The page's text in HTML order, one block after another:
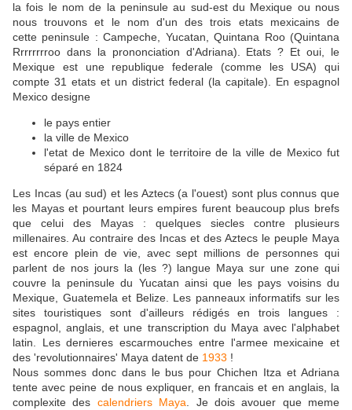
la fois le nom de la peninsule au sud-est du Mexique ou nous
nous trouvons et le nom d'un des trois etats mexicains de
cette peninsule : Campeche, Yucatan, Quintana Roo (Quintana
Rrrrrrrroo dans la prononciation d'Adriana). Etats ? Et oui, le
Mexique est une republique federale (comme les USA) qui
compte 31 etats et un district federal (la capitale). En espagnol
Mexico designe
le pays entier
la ville de Mexico
l'etat de Mexico dont le territoire de la ville de Mexico fut
séparé en 1824
Les Incas (au sud) et les Aztecs (a l'ouest) sont plus connus que
les Mayas et pourtant leurs empires furent beaucoup plus brefs
que celui des Mayas : quelques siecles contre plusieurs
millenaires. Au contraire des Incas et des Aztecs le peuple Maya
est encore plein de vie, avec sept millions de personnes qui
parlent de nos jours la (les ?) langue Maya sur une zone qui
couvre la peninsule du Yucatan ainsi que les pays voisins du
Mexique, Guatemela et Belize. Les panneaux informatifs sur les
sites touristiques sont d'ailleurs rédigés en trois langues :
espagnol, anglais, et une transcription du Maya avec l'alphabet
latin. Les dernieres escarmouches entre l'armee mexicaine et
des 'revolutionnaires' Maya datent de 1933 !
Nous sommes donc dans le bus pour Chichen Itza et Adriana
tente avec peine de nous expliquer, en francais et en anglais, la
complexite des calendriers Maya . Je dois avouer que meme